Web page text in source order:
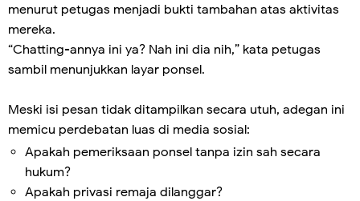
menurut petugas menjadi bukti tambahan atas aktivitas
mereka.
“Chatting-annya ini ya? Nah ini dia nih,” kata petugas
sambil menunjukkan layar ponsel.
Meski isi pesan tidak ditampilkan secara utuh, adegan ini
memicu perdebatan luas di media sosial:
Apakah pemeriksaan ponsel tanpa izin sah secara
hukum?
Apakah privasi remaja dilanggar?